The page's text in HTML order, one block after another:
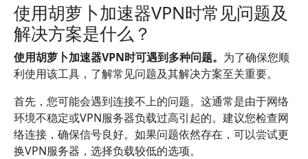
使用胡萝卜加速器VPN时常见问题及
解决方案是什么？
使用胡萝卜加速器VPN时可遇到多种问题。 为了确保您顺
利使用该工具，了解常见问题及其解决方案至关重要。
首先，您可能会遇到连接不上的问题。这通常是由于网络
环境不稳定或VPN服务器负载过高引起的。建议您检查网
络连接，确保信号良好。如果问题依然存在，可以尝试更
换VPN服务器，选择负载较低的选项。